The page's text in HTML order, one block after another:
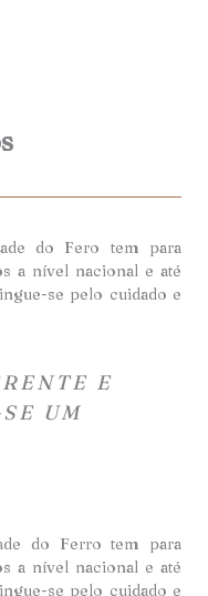
do Ferro tem para
a nível nacional e até
se pelo cuidado e
do Fero tem para
a nível nacional e até
se pelo cuidado e
E
UM